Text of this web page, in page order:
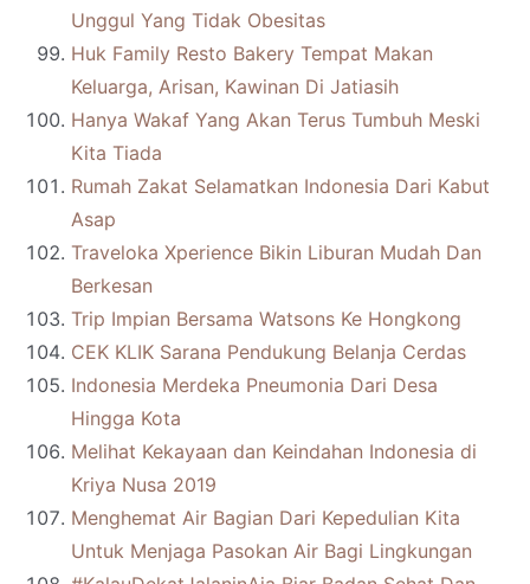
Unggul Yang Tidak Obesitas
Huk Family Resto Bakery Tempat Makan
Keluarga, Arisan, Kawinan Di Jatiasih
Hanya Wakaf Yang Akan Terus Tumbuh Meski
Kita Tiada
Rumah Zakat Selamatkan Indonesia Dari Kabut
Asap
Traveloka Xperience Bikin Liburan Mudah Dan
Berkesan
Trip Impian Bersama Watsons Ke Hongkong
CEK KLIK Sarana Pendukung Belanja Cerdas
Indonesia Merdeka Pneumonia Dari Desa
Hingga Kota
Melihat Kekayaan dan Keindahan Indonesia di
Kriya Nusa 2019
Menghemat Air Bagian Dari Kepedulian Kita
Untuk Menjaga Pasokan Air Bagi Lingkungan